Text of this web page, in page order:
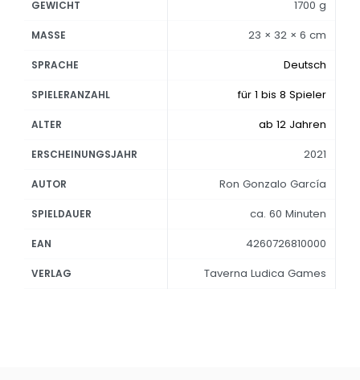
GEWICHT 1700 g
MASSE 23 × 32 × 6 cm
SPRACHE Deutsch
SPIELERANZAHL für 1 bis 8 Spieler
ALTER ab 12 Jahren
ERSCHEINUNGSJAHR 2021
AUTOR Ron Gonzalo García
SPIELDAUER ca. 60 Minuten
EAN 4260726810000
VERLAG Taverna Ludica Games